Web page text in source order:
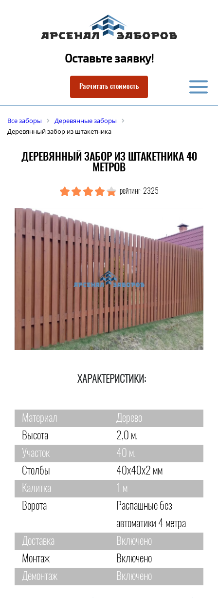
Оставьте заявку!
Расчитать стоимость
Все заборы
Деревянные заборы
Деревянный забор из штакетника
ДЕРЕВЯННЫЙ ЗАБОР ИЗ ШТАКЕТНИКА 40
МЕТРОВ
рейтинг: 2325
ХАРАКТЕРИСТИКИ:
Материал
Дерево
Высота
2,0 м.
Участок
40 м.
Столбы
40х40х2 мм
Калитка
1 м
Ворота
Распашные без
автоматики 4 метра
Доставка
Включено
Монтаж
Включено
Демонтаж
Включено